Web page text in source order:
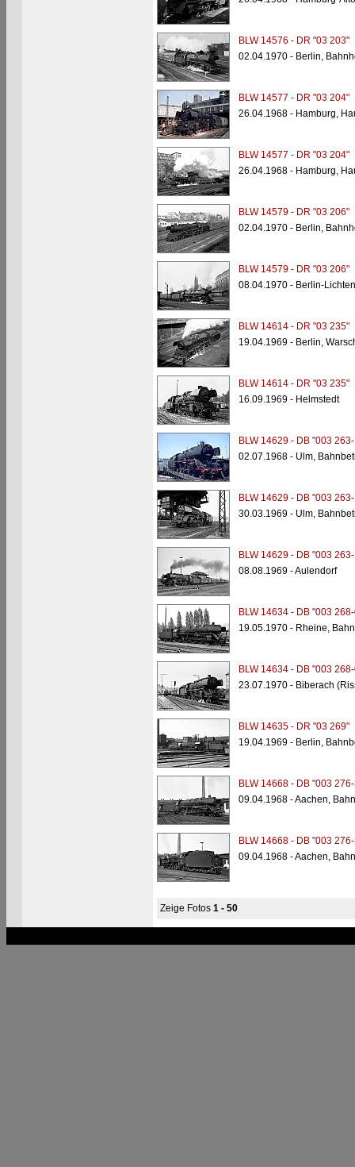
BLW 14576 - DR "03 203"
02.04.1970 - Berlin,
BLW 14577 - DR "03 204"
26.04.1968 - Hamburg,
BLW 14577 - DR "03 204"
26.04.1968 - Hamburg,
BLW 14579 - DR "03 206"
02.04.1970 - Berlin,
BLW 14579 - DR "03 206"
08.04.1970 - Berlin-
BLW 14614 - DR "03 235"
19.04.1969 - Berlin,
BLW 14614 - DR "03 235"
16.09.1969 - Helmstedt
BLW 14629 - DB "003
02.07.1968 - Ulm,
BLW 14629 - DB "003
30.03.1969 - Ulm,
BLW 14629 - DB "003
08.08.1969 - Aulendorf
BLW 14634 - DB "003
19.05.1970 - Rheine,
BLW 14634 - DB "003
23.07.1970 - Biberach
BLW 14635 - DR "03 269"
19.04.1969 - Berlin,
BLW 14668 - DB "003
09.04.1968 - Aachen,
BLW 14668 - DB "003
09.04.1968 - Aachen,
Zeige Fotos 1 - 50